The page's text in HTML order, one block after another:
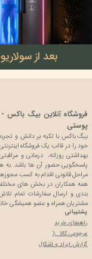
بعد از
پشتیبانی
راهنمای خرید
مرجوعی کالا :(
گزارش ایراد و اشکال
فروشگاه آنلاین بیگ
پوستی
خود را در قالب یک فروشگاه
بهداشتی روزانه، درمانی و
پاسخگویی حضور آن ها باشد. به
مراحل قانونی اقدام به کسب
همه همکاران در بخش های مختلف
بندی و ارسال سفارشات تمام
مشتریان همراه و عضو همیشگی